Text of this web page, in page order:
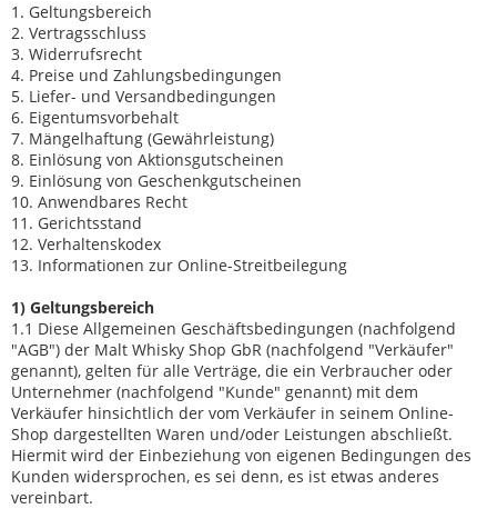
1. Geltungsbereich
2. Vertragsschluss
3. Widerrufsrecht
4. Preise und Zahlungsbedingungen
5. Liefer- und Versandbedingungen
6. Eigentumsvorbehalt
7. Mängelhaftung (Gewährleistung)
8. Einlösung von Aktionsgutscheinen
9. Einlösung von Geschenkgutscheinen
10. Anwendbares Recht
11. Gerichtsstand
12. Verhaltenskodex
13. Informationen zur Online-Streitbeilegung
1) Geltungsbereich
1.1 Diese Allgemeinen Geschäftsbedingungen (nachfolgend
"AGB") der Malt Whisky Shop GbR (nachfolgend "Verkäufer"
genannt), gelten für alle Verträge, die ein Verbraucher oder
Unternehmer (nachfolgend "Kunde" genannt) mit dem
Verkäufer hinsichtlich der vom Verkäufer in seinem Online-
Shop dargestellten Waren und/oder Leistungen abschließt.
Hiermit wird der Einbeziehung von eigenen Bedingungen des
Kunden widersprochen, es sei denn, es ist etwas anderes
vereinbart.